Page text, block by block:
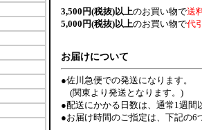
3,500円(税抜)以上のお買い物で送
5,000円(税抜)以上のお買い物で代
お届けについて
●佐川急便での発送になります。
(関東より発送となります。)
●配送にかかる日数は、通常1週間
●お届け時間のご指定は、下記の6